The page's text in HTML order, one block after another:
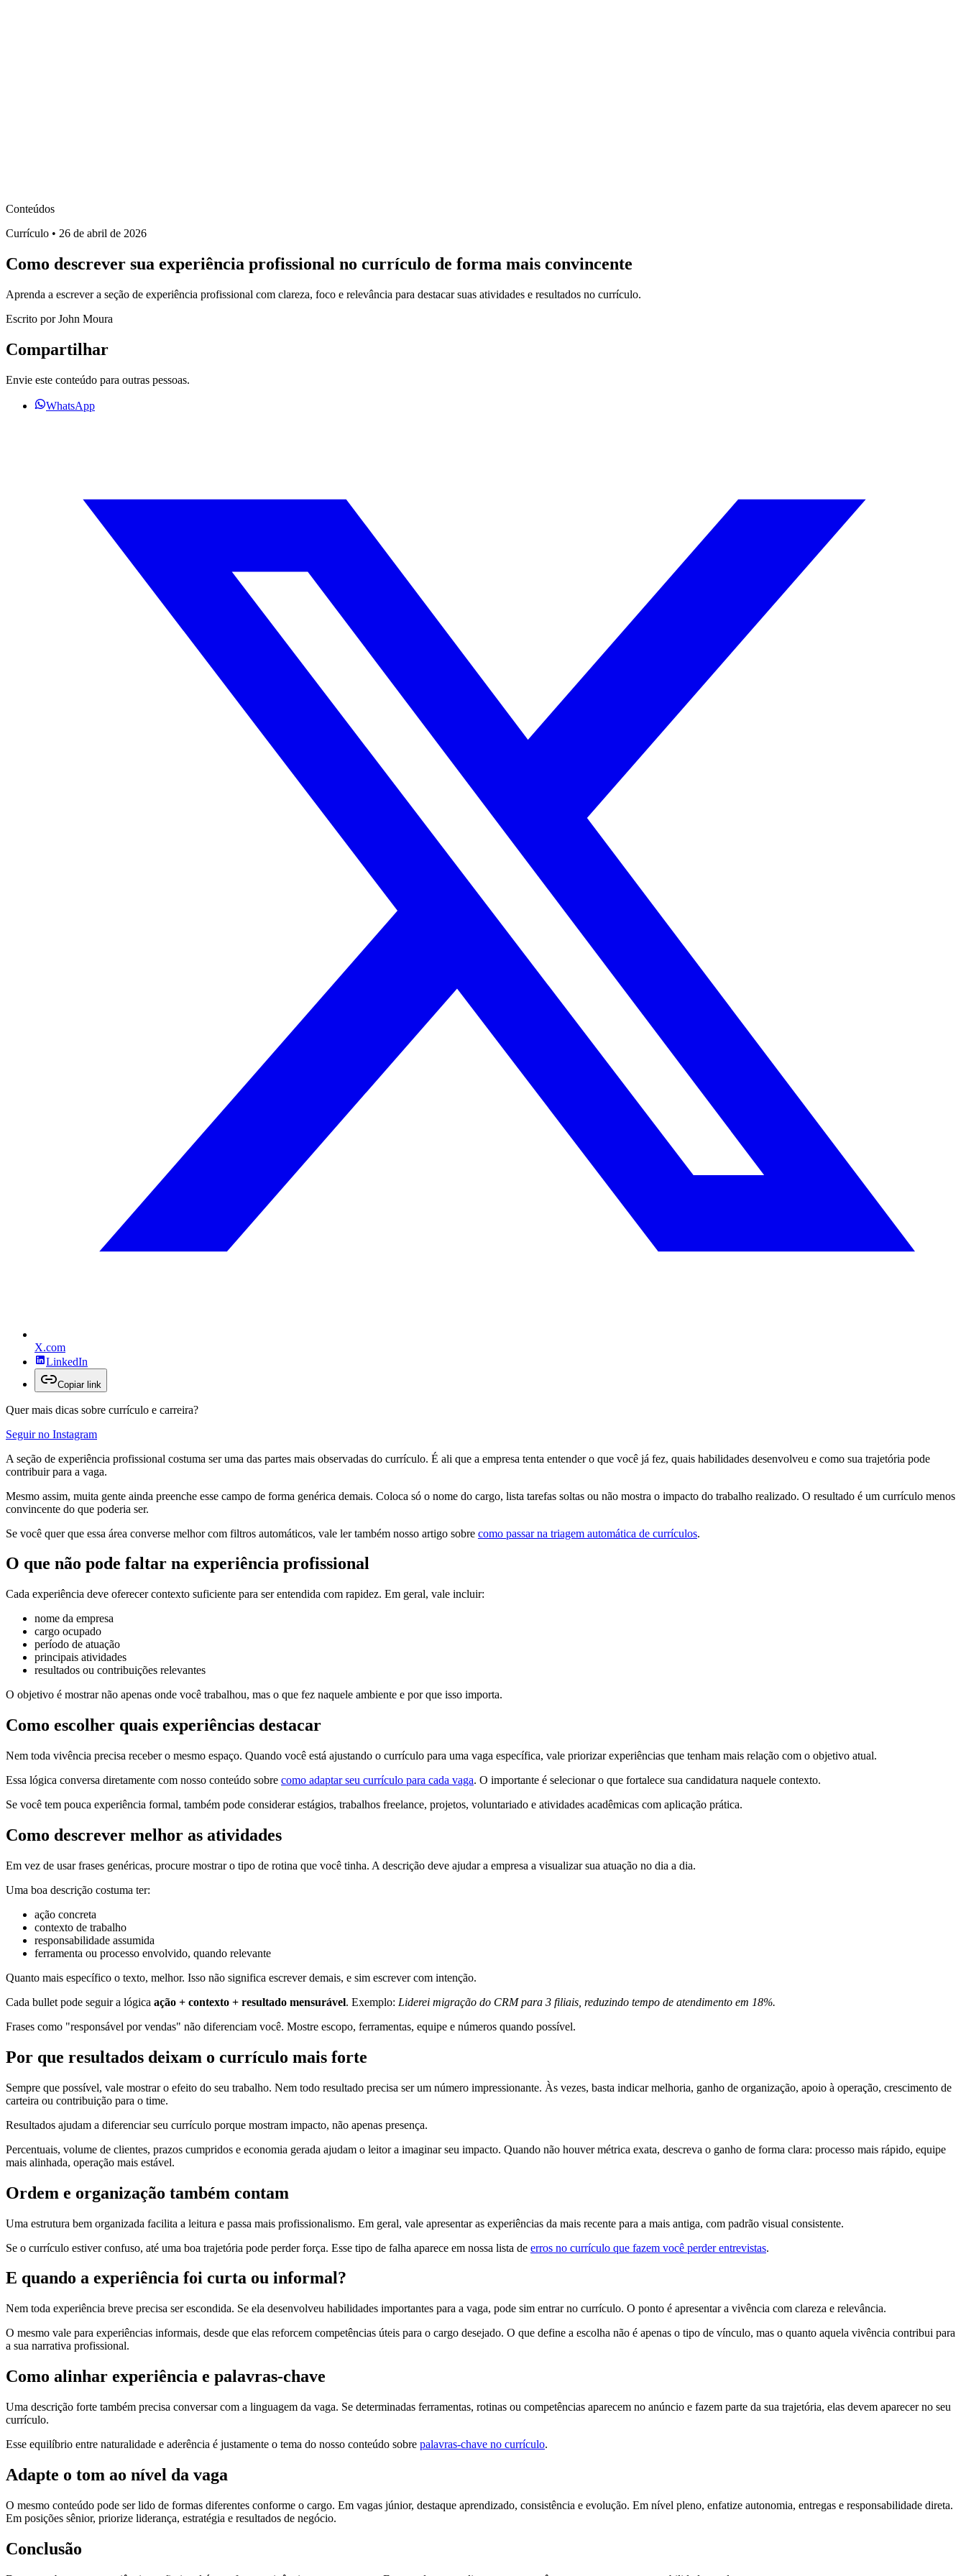
Conteúdos
Currículo • 26 de abril de 2026
Como descrever sua experiência profissional no currículo de forma mais convincente
Aprenda a escrever a seção de experiência profissional com clareza, foco e relevância para destacar suas atividades e resultados no currículo.
Escrito por John Moura
Compartilhar
Envie este conteúdo para outras pessoas.
WhatsApp
X.com
LinkedIn
Copiar link
Quer mais dicas sobre currículo e carreira?
Seguir no Instagram
A seção de experiência profissional costuma ser uma das partes mais observadas do currículo. É ali que a empresa tenta entender o que você já fez, quais habilidades desenvolveu e como sua trajetória pode
contribuir para a vaga.
Mesmo assim, muita gente ainda preenche esse campo de forma genérica demais. Coloca só o nome do cargo, lista tarefas soltas ou não mostra o impacto do trabalho realizado. O resultado é um currículo menos
convincente do que poderia ser.
Se você quer que essa área converse melhor com filtros automáticos, vale ler também nosso artigo sobre como passar na triagem automática de currículos.
O que não pode faltar na experiência profissional
Cada experiência deve oferecer contexto suficiente para ser entendida com rapidez. Em geral, vale incluir:
nome da empresa
cargo ocupado
período de atuação
principais atividades
resultados ou contribuições relevantes
O objetivo é mostrar não apenas onde você trabalhou, mas o que fez naquele ambiente e por que isso importa.
Como escolher quais experiências destacar
Nem toda vivência precisa receber o mesmo espaço. Quando você está ajustando o currículo para uma vaga específica, vale priorizar experiências que tenham mais relação com o objetivo atual.
Essa lógica conversa diretamente com nosso conteúdo sobre como adaptar seu currículo para cada vaga. O importante é selecionar o que fortalece sua candidatura naquele contexto.
Se você tem pouca experiência formal, também pode considerar estágios, trabalhos freelance, projetos, voluntariado e atividades acadêmicas com aplicação prática.
Como descrever melhor as atividades
Em vez de usar frases genéricas, procure mostrar o tipo de rotina que você tinha. A descrição deve ajudar a empresa a visualizar sua atuação no dia a dia.
Uma boa descrição costuma ter:
ação concreta
contexto de trabalho
responsabilidade assumida
ferramenta ou processo envolvido, quando relevante
Quanto mais específico o texto, melhor. Isso não significa escrever demais, e sim escrever com intenção.
Cada bullet pode seguir a lógica ação + contexto + resultado mensurável. Exemplo: Liderei migração do CRM para 3 filiais, reduzindo tempo de atendimento em 18%.
Frases como "responsável por vendas" não diferenciam você. Mostre escopo, ferramentas, equipe e números quando possível.
Por que resultados deixam o currículo mais forte
Sempre que possível, vale mostrar o efeito do seu trabalho. Nem todo resultado precisa ser um número impressionante. Às vezes, basta indicar melhoria, ganho de organização, apoio à operação, crescimento de
carteira ou contribuição para o time.
Resultados ajudam a diferenciar seu currículo porque mostram impacto, não apenas presença.
Percentuais, volume de clientes, prazos cumpridos e economia gerada ajudam o leitor a imaginar seu impacto. Quando não houver métrica exata, descreva o ganho de forma clara: processo mais rápido, equipe
mais alinhada, operação mais estável.
Ordem e organização também contam
Uma estrutura bem organizada facilita a leitura e passa mais profissionalismo. Em geral, vale apresentar as experiências da mais recente para a mais antiga, com padrão visual consistente.
Se o currículo estiver confuso, até uma boa trajetória pode perder força. Esse tipo de falha aparece em nossa lista de erros no currículo que fazem você perder entrevistas.
E quando a experiência foi curta ou informal?
Nem toda experiência breve precisa ser escondida. Se ela desenvolveu habilidades importantes para a vaga, pode sim entrar no currículo. O ponto é apresentar a vivência com clareza e relevância.
O mesmo vale para experiências informais, desde que elas reforcem competências úteis para o cargo desejado. O que define a escolha não é apenas o tipo de vínculo, mas o quanto aquela vivência contribui para
a sua narrativa profissional.
Como alinhar experiência e palavras-chave
Uma descrição forte também precisa conversar com a linguagem da vaga. Se determinadas ferramentas, rotinas ou competências aparecem no anúncio e fazem parte da sua trajetória, elas devem aparecer no seu
currículo.
Esse equilíbrio entre naturalidade e aderência é justamente o tema do nosso conteúdo sobre palavras-chave no currículo.
Adapte o tom ao nível da vaga
O mesmo conteúdo pode ser lido de formas diferentes conforme o cargo. Em vagas júnior, destaque aprendizado, consistência e evolução. Em nível pleno, enfatize autonomia, entregas e responsabilidade direta.
Em posições sênior, priorize liderança, estratégia e resultados de negócio.
Conclusão